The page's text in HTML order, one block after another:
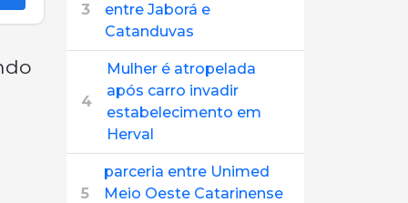
3
entre Jaborá e
Catanduvas
4
Mulher é atropelada
após carro invadir
estabelecimento em
Herval
5
parceria entre Unimed
Meio Oeste Catarinense